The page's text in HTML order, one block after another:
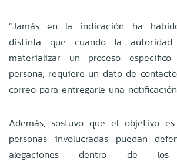
“Jamás en la indicación ha
distinta que cuando la autoridad
materializar un proceso
persona, requiere un dato de
correo para entregarle una
Además, sostuvo que el objetivo
personas involucradas puedan
alegaciones dentro de los